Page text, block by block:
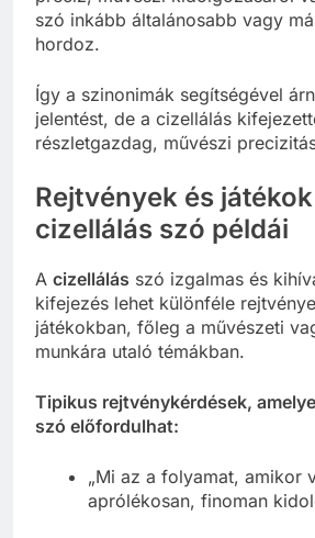
szó inkább általánosabb vagy
hordoz.
Így a szinonimák segítségével
jelentést, de a cizellálás
részletgazdag, művészi
Rejtvények és játékok
cizellálás szó példái
A cizellálás szó izgalmas és
kifejezés lehet különféle
játékokban, főleg a művészeti
munkára utaló témákban.
Tipikus rejtvénykérdések,
szó előfordulhat:
„Mi az a folyamat, amikor
aprólékosan, finoman